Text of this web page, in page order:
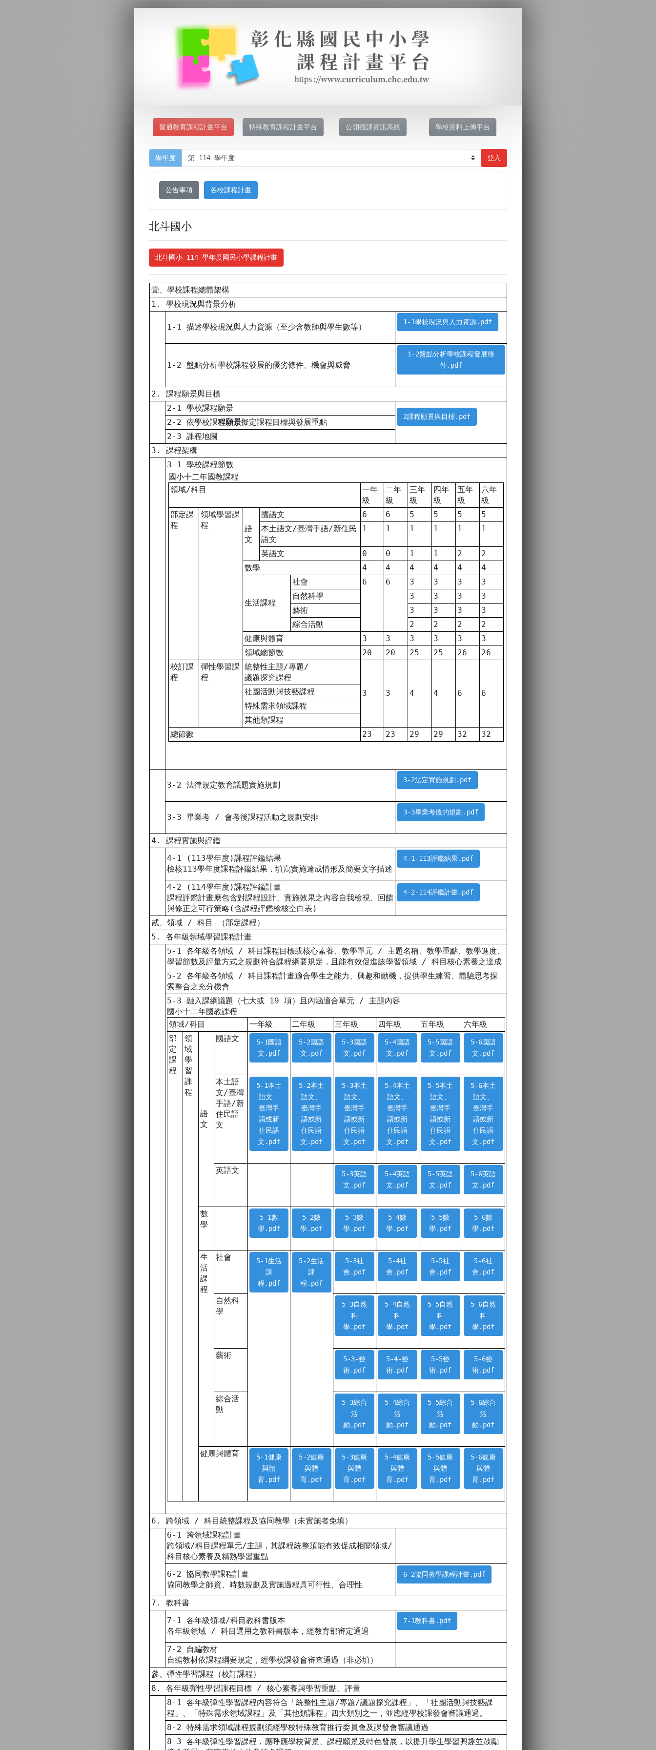
普通教育課程計畫平台 特殊教育課程計畫平台 公開授課資訊系統 學校資料上傳平台
學年度 登入
公告事項 各校課程計畫
北斗國小
北斗國小 114 學年度國民小學課程計畫
壹、學校課程總體架構
1. 學校現況與背景分析
1-1 描述學校現況與人力資源（至少含教師與學生數等）
1-1學校現況與人力資源.pdf
1-2 盤點分析學校課程發展的優劣條件、機會與威脅
1-2盤點分析學校課程發展條
件.pdf
2. 課程願景與目標
2-1 學校課程願景
2課程願景與目標.pdf
2-2 依學校課程願景擬定課程目標與發展重點
2-3 課程地圖
3. 課程架構
3-1 學校課程節數
國小十二年國教課程
領域/科目
一年
級
二年
級
三年
級
四年
級
五年
級
六年
級
部定課
程
領域學習課
程
語
文
國語文 6 6 5 5 5
5
本土語文/臺灣手語/新住民
語文
1 1 1 1 1 1
英語文 0 0 1 1 2
2
數學
4 4 4 4 4 4
生活課程
社會 6 6 3 3 3
3
自然科學
3 3 3
3
藝術
3 3 3
3
綜合活動
2 2 2
2
健康與體育
3 3 3 3 3
3
領域總節數
20 20 25 25 26
26
校訂課
程
彈性學習課
程
統整性主題/專題/
議題探究課程
3
3 4 4 6 6
社團活動與技藝課程
特殊需求領域課程
其他類課程
總節數
23 23 29 29 32 32
3-2 法律規定教育議題實施規劃
3-2法定實施規劃.pdf
3-3 畢業考 / 會考後課程活動之規劃安排
3-3畢業考後的規劃.pdf
4. 課程實施與評鑑
4-1 (113學年度)課程評鑑結果
檢核113學年度課程評鑑結果，填寫實施達成情形及簡要文字描述
4-1-113評鑑結果.pdf
4-2 (114學年度)課程評鑑計畫
課程評鑑計畫應包含對課程設計、實施效果之內容自我檢視、回饋
與修正之可行策略(含課程評鑑檢核空白表)
4-2-114評鑑計畫.pdf
貳、領域 / 科目 （部定課程）
5. 各年級領域學習課程計畫
5-1 各年級各領域 / 科目課程目標或核心素養、教學單元 / 主題名稱、教學重點、教學進度、
學習節數及評量方式之規劃符合課程綱要規定，且能有效促進該學習領域 / 科目核心素養之達成
5-2 各年級各領域 / 科目課程計畫適合學生之能力、興趣和動機，提供學生練習、體驗思考探
索整合之充分機會
5-3 融入課綱議題（七大或 19 項）且內涵適合單元 / 主題內容
國小十二年國教課程
領域/科目
一年級 二年級 三年級 四年級 五年級
六年級
部
定
課
程
領
域
學
習
課
程
語
文
國語文
5-1國語
文.pdf
5-2國語
文.pdf
5-3國語
文.pdf
5-4國語
文.pdf
5-5國語
文.pdf
5-6國語
文.pdf
本土語
文/臺灣
手語/新
住民語
文
5-1本土
語文、
臺灣手
語或新
住民語
文.pdf
5-2本土
語文、
臺灣手
語或新
住民語
文.pdf
5-3本土
語文、
臺灣手
語或新
住民語
文.pdf
5-4本土
語文、
臺灣手
語或新
住民語
文.pdf
5-5本土
語文、
臺灣手
語或新
住民語
文.pdf
5-6本土
語文、
臺灣手
語或新
住民語
文.pdf
英語文
5-3英語
文.pdf
5-4英語
文.pdf
5-5英語
文.pdf
5-6英語
文.pdf
數
學
5-1數
學.pdf
5-2數
學.pdf
5-3數
學.pdf
5-4數
學.pdf
5-5數
學.pdf
5-6數
學.pdf
生
活
課
程
社會
5-1生活
課
程.pdf
5-2生活
課
程.pdf
5-3社
會.pdf
5-4社
會.pdf
5-5社
會.pdf
5-6社
會.pdf
自然科
學
5-3自然
科
學.pdf
5-4自然
科
學.pdf
5-5自然
科
學.pdf
5-6自然
科
學.pdf
藝術
5-3-藝
術.pdf
5-4-藝
術.pdf
5-5藝
術.pdf
5-6藝
術.pdf
綜合活
動
5-3綜合
活
動.pdf
5-4綜合
活
動.pdf
5-5綜合
活
動.pdf
5-6綜合
活
動.pdf
健康與體育
5-1健康
與體
育.pdf
5-2健康
與體
育.pdf
5-3健康
與體
育.pdf
5-4健康
與體
育.pdf
5-5健康
與體
育.pdf
5-6健康
與體
育.pdf
6. 跨領域 / 科目統整課程及協同教學（未實施者免填）
6-1 跨領域課程計畫
跨領域/科目課程單元/主題，其課程統整須能有效促成相關領域/
科目核心素養及精熟學習重點
6-2 協同教學課程計畫
協同教學之師資、時數規劃及實施過程具可行性、合理性
6-2協同教學課程計畫.pdf
7. 教科書
7-1 各年級領域/科目教科書版本
各年級領域 / 科目選用之教科書版本，經教育部審定通過
7-1教科書.pdf
7-2 自編教材
自編教材依課程綱要規定，經學校課發會審查通過（非必填）
參、彈性學習課程（校訂課程）
8. 各年級彈性學習課程目標 / 核心素養與學習重點、評量
8-1 各年級彈性學習課程內容符合「統整性主題/專題/議題探究課程」、「社團活動與技藝課
程」、「特殊需求領域課程」及「其他類課程」四大類別之一，並應經學校課發會審議通過。
8-2 特殊需求領域課程規劃須經學校特殊教育推行委員會及課發會審議通過
8-3 各年級彈性學習課程，應呼應學校背景、課程願景及特色發展，以提升學生學習興趣並鼓勵